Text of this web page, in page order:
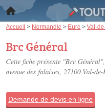
Accueil > Normandie > Eure > Val-
Brc Général
Cette fiche présente "Brc
avenue des falaises, 27100 Val-de-
Demande de devis en ligne